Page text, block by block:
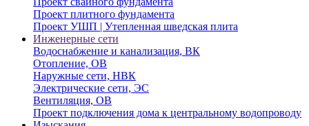
Проект плитного фундамента
Проект УШП | Утепленная шведская плита
Инженерные сети
Водоснабжение и канализация, ВК
Отопление, ОВ
Наружные сети, НВК
Электрические сети, ЭС
Вентиляция, ОВ
Проект подключения дома к центральному водопроводу